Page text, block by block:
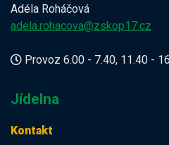
Adéla Roháčová
adela.rohacova@zskop17.cz
Provoz 6.00 - 7.40, 11.40 -
Jídelna
Kontakt